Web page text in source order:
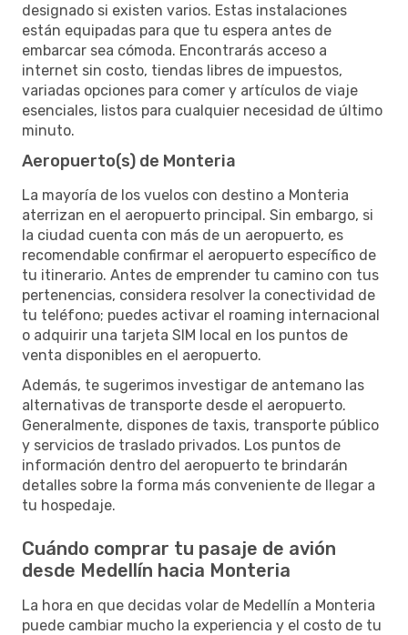
designado si existen varios. Estas instalaciones
están equipadas para que tu espera antes de
embarcar sea cómoda. Encontrarás acceso a
internet sin costo, tiendas libres de impuestos,
variadas opciones para comer y artículos de viaje
esenciales, listos para cualquier necesidad de último
minuto.
Aeropuerto(s) de Monteria
La mayoría de los vuelos con destino a Monteria
aterrizan en el aeropuerto principal. Sin embargo, si
la ciudad cuenta con más de un aeropuerto, es
recomendable confirmar el aeropuerto específico de
tu itinerario. Antes de emprender tu camino con tus
pertenencias, considera resolver la conectividad de
tu teléfono; puedes activar el roaming internacional
o adquirir una tarjeta SIM local en los puntos de
venta disponibles en el aeropuerto.
Además, te sugerimos investigar de antemano las
alternativas de transporte desde el aeropuerto.
Generalmente, dispones de taxis, transporte público
y servicios de traslado privados. Los puntos de
información dentro del aeropuerto te brindarán
detalles sobre la forma más conveniente de llegar a
tu hospedaje.
Cuándo comprar tu pasaje de avión
desde Medellín hacia Monteria
La hora en que decidas volar de Medellín a Monteria
puede cambiar mucho la experiencia y el costo de tu